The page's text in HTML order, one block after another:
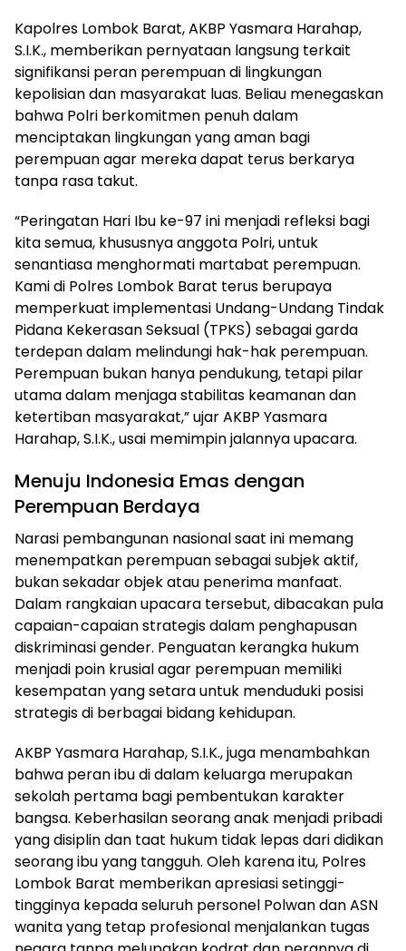
Kapolres Lombok Barat, AKBP Yasmara Harahap,
S.I.K., memberikan pernyataan langsung terkait
signifikansi peran perempuan di lingkungan
kepolisian dan masyarakat luas. Beliau menegaskan
bahwa Polri berkomitmen penuh dalam
menciptakan lingkungan yang aman bagi
perempuan agar mereka dapat terus berkarya
tanpa rasa takut.
“Peringatan Hari Ibu ke-97 ini menjadi refleksi bagi
kita semua, khususnya anggota Polri, untuk
senantiasa menghormati martabat perempuan.
Kami di Polres Lombok Barat terus berupaya
memperkuat implementasi Undang-Undang Tindak
Pidana Kekerasan Seksual (TPKS) sebagai garda
terdepan dalam melindungi hak-hak perempuan.
Perempuan bukan hanya pendukung, tetapi pilar
utama dalam menjaga stabilitas keamanan dan
ketertiban masyarakat,” ujar AKBP Yasmara
Harahap, S.I.K., usai memimpin jalannya upacara.
Menuju Indonesia Emas dengan
Perempuan Berdaya
Narasi pembangunan nasional saat ini memang
menempatkan perempuan sebagai subjek aktif,
bukan sekadar objek atau penerima manfaat.
Dalam rangkaian upacara tersebut, dibacakan pula
capaian-capaian strategis dalam penghapusan
diskriminasi gender. Penguatan kerangka hukum
menjadi poin krusial agar perempuan memiliki
kesempatan yang setara untuk menduduki posisi
strategis di berbagai bidang kehidupan.
AKBP Yasmara Harahap, S.I.K., juga menambahkan
bahwa peran ibu di dalam keluarga merupakan
sekolah pertama bagi pembentukan karakter
bangsa. Keberhasilan seorang anak menjadi pribadi
yang disiplin dan taat hukum tidak lepas dari didikan
seorang ibu yang tangguh. Oleh karena itu, Polres
Lombok Barat memberikan apresiasi setinggi-
tingginya kepada seluruh personel Polwan dan ASN
wanita yang tetap profesional menjalankan tugas